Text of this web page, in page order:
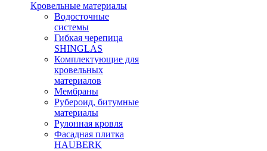
Кровельные материалы
Водосточные
системы
Гибкая черепица
SHINGLAS
Комплектующие для
кровельных
материалов
Мембраны
Рубероид, битумные
материалы
Рулонная кровля
Фасадная плитка
HAUBERK